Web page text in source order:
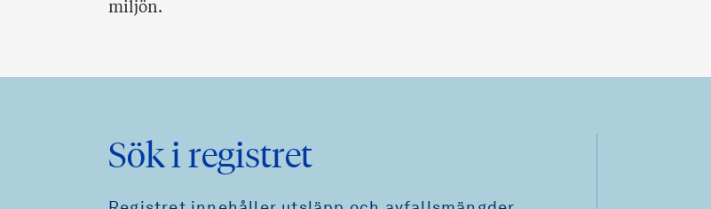
miljön.
Sök i registret